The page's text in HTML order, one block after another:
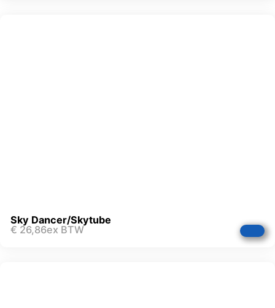
Sky Dancer/Skytube
€ 26,86ex BTW